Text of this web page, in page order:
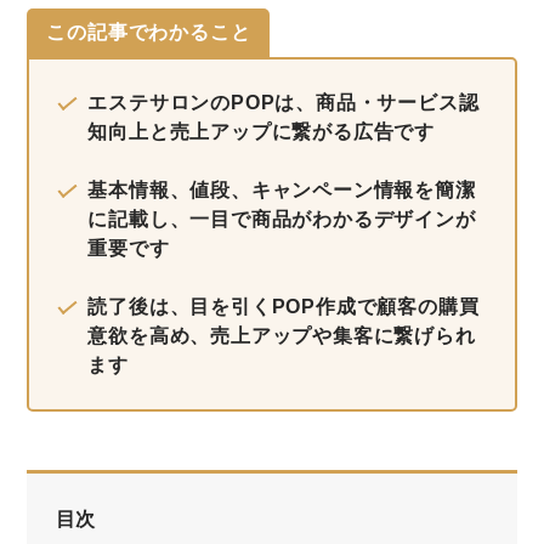
この記事でわかること
エステサロンのPOPは、商品・サービス認
知向上と売上アップに繋がる広告です
基本情報、値段、キャンペーン情報を簡潔
に記載し、一目で商品がわかるデザインが
重要です
読了後は、目を引くPOP作成で顧客の購買
意欲を高め、売上アップや集客に繋げられ
ます
目次